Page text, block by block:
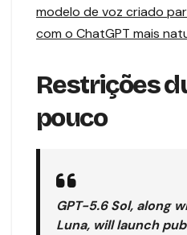
modelo de voz criado
com o ChatGPT mais
Restrições
pouco
GPT-5.6 Sol, along
Luna, will launch